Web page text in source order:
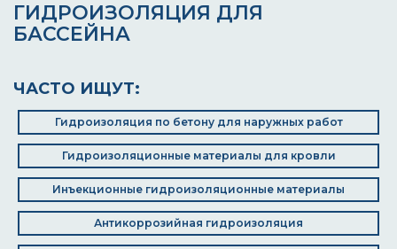
ГИДРОИЗОЛЯЦИЯ ДЛЯ
БАССЕЙНА
ЧАСТО ИЩУТ:
Гидроизоляция по бетону для наружных работ
Гидроизоляционные материалы для кровли
Инъекционные гидроизоляционные материалы
Антикоррозийная гидроизоляция